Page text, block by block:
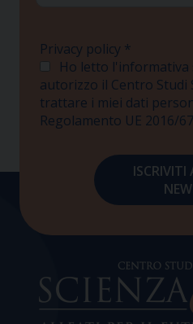
Privacy policy *
Ho letto l'informativa
autorizzo il Centro Studi
trattare i miei dati
Regolamento UE 2016/